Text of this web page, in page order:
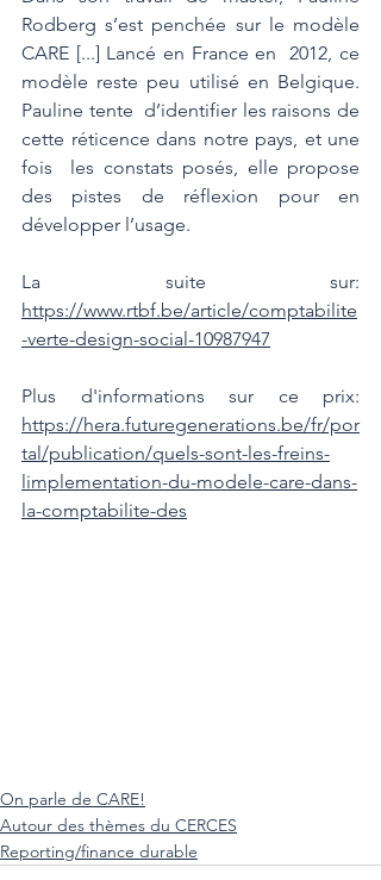
CARE [...] Lancé en France en  2012, ce
modèle reste peu utilisé en Belgique.
Pauline tente  d’identifier les raisons de
cette réticence dans notre pays, et une
fois  les constats posés, elle propose
des pistes de réflexion pour en
développer l’usage.
https://www.rtbf.be/article/comptabilite
-verte-design-social-10987947
https://hera.futuregenerations.be/fr/por
tal/publication/quels-sont-les-freins-
limplementation-du-modele-care-dans-
la-comptabilite-des
On parle de CARE!
Autour des thèmes du CERCES
Reporting/finance durable